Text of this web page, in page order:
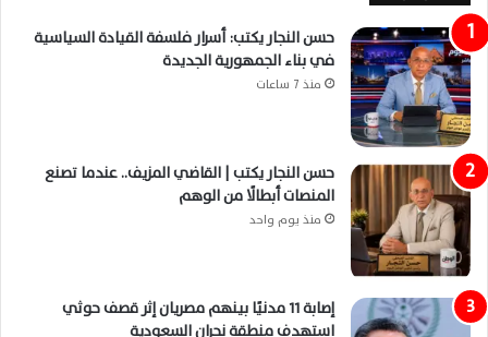
حسن النجار يكتب: أسرار فلسفة القيادة السياسية
في بناء الجمهورية الجديدة
منذ 7 ساعات
حسن النجار يكتب | القاضي المزيف.. عندما تصنع
المنصات أبطالًا من الوهم
منذ يوم واحد
إصابة 11 مدنيًا بينهم مصريان إثر قصف حوثي
استهدف منطقة نجران السعودية